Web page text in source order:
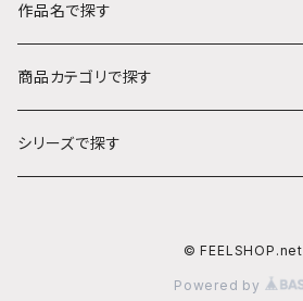
作品名で探す
カ行
ガールズ＆パンツァー
サ行
商品カテゴリで探す
アクリルキーホルダー
シリーズで探す
© FEELSHOP.net
Powered by